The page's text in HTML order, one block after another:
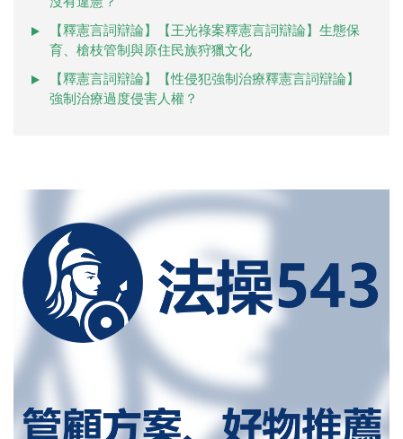
【釋憲言詞辯論】【王光祿案釋憲言詞辯論】生態保
育、槍枝管制與原住民族狩獵文化
【釋憲言詞辯論】【性侵犯強制治療釋憲言詞辯論】
強制治療過度侵害人權？